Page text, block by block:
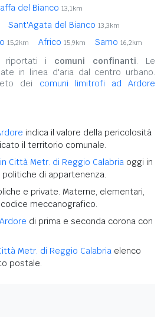
del Bianco 13,1km
Sant'Agata del Bianco 13,3km
15,2km Africo 15,9km Samo 16,2km
riportati i comuni confinanti. Le
in linea d'aria dal centro urbano.
dei comuni limitrofi ad Ardore
indica il valore della pericolosità
il territorio comunale.
Città Metr. di Reggio Calabria oggi in
di appartenenza.
e private. Materne, elementari,
meccanografico.
di prima e seconda corona con
Metr. di Reggio Calabria elenco
postale.